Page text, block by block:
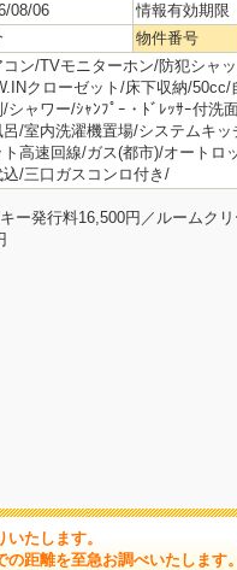
08/06 情報有効期限
物件番号
コン/TVモニターホン/防犯シャ
クローゼット/床下収納/
/シャワー/ｼｬﾝﾌﾟｰ・ﾄﾞﾚｯｻｰ付洗
呂/室内洗濯機置場/システムキ
ト高速回線/ガス(都市)/オートロ
込/三口ガスコンロ付き/
ー発行料16,500円／ルームク
たします。
距離を至急お調べいたします。